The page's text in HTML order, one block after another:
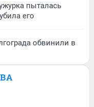
пыталась
его
обвинили в